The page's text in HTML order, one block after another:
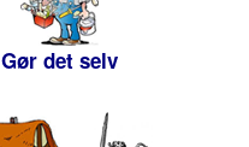
Gør det selv